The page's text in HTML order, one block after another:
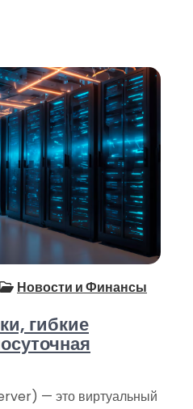
Новости и Финансы
гибкие
— это виртуальный